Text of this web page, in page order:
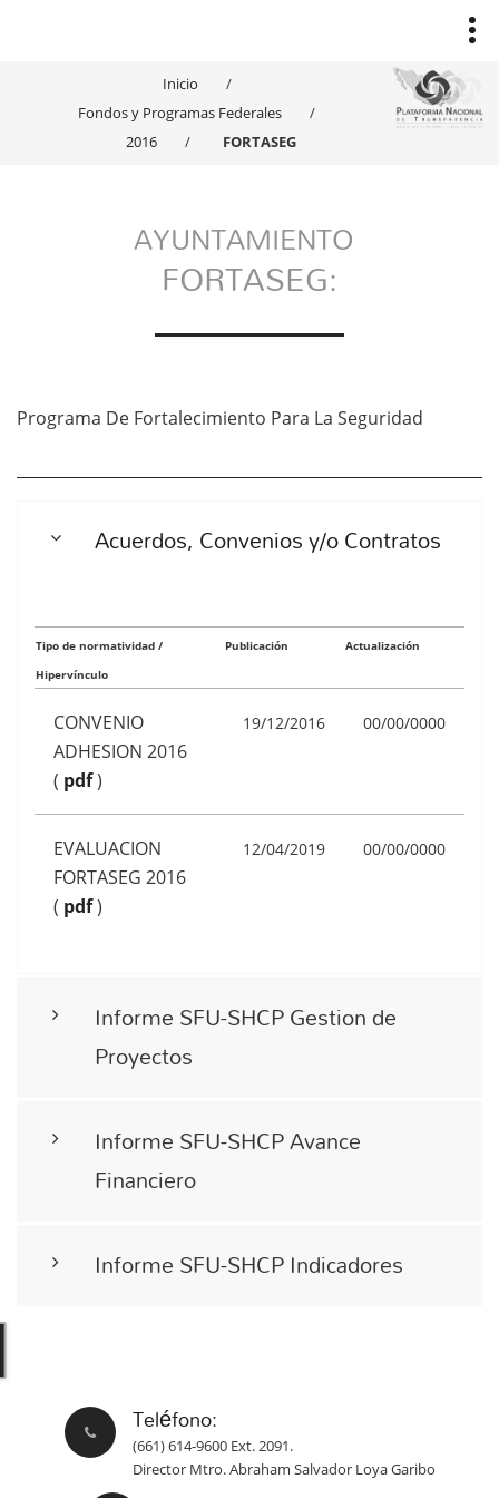
Inicio
Fondos y Programas Federales
2016
FORTASEG
AYUNTAMIENTO
FORTASEG:
Programa De Fortalecimiento Para La Seguridad
Acuerdos, Convenios y/o Contratos
Tipo de normatividad /
Hipervínculo
Publicación Actualización
CONVENIO
ADHESION 2016
( pdf)
19/12/2016 00/00/0000
EVALUACION
FORTASEG 2016
( pdf)
12/04/2019 00/00/0000
Informe SFU-SHCP Gestion de
Proyectos
Informe SFU-SHCP Avance
Financiero
Informe SFU-SHCP Indicadores
Teléfono:
(661) 614-9600 Ext. 2091.
Director Mtro. Abraham Salvador Loya Garibo